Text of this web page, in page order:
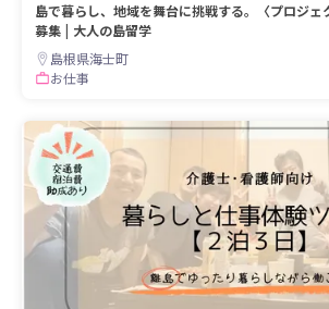
島で暮らし、地域を舞台に挑戦する。〈プロジェ
募集 | 大人の島留学
島根県海士町
お仕事